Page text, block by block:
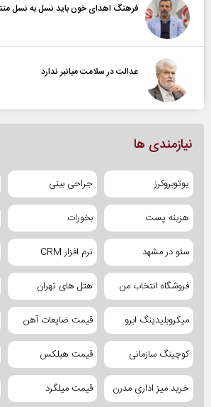
فرهنگ اهدای خون باید نسل به نسل
عدالت در سلامت میانبر ندارد
نیازمندی ها
یوتوبروکرز جراحی بینی
هزینه پست بخورات
سئو در مشهد نرم افزار CRM
فروشگاه انتخاب من هتل های تهران
میکروبلیدینگ ابرو قیمت ضایعات آهن
کوچینگ سازمانی قیمت هبلکس
خرید میز اداری مدرن قیمت میلگرد